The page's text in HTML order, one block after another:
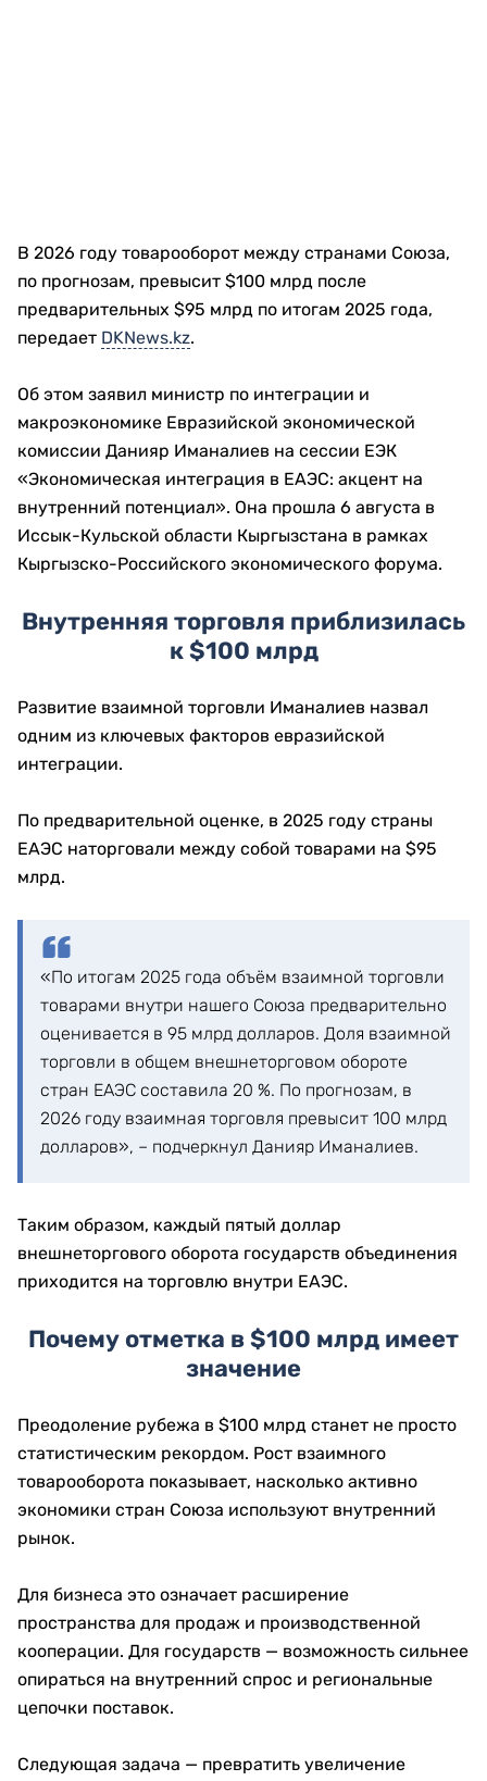
В 2026 году товарооборот между странами Союза,
по прогнозам, превысит $100 млрд после
предварительных $95 млрд по итогам 2025 года,
передает DKNews.kz.
Об этом заявил министр по интеграции и
макроэкономике Евразийской экономической
комиссии Данияр Иманалиев на сессии ЕЭК
«Экономическая интеграция в ЕАЭС: акцент на
внутренний потенциал». Она прошла 6 августа в
Иссык-Кульской области Кыргызстана в рамках
Кыргызско-Российского экономического форума.
Внутренняя торговля приблизилась
к $100 млрд
Развитие взаимной торговли Иманалиев назвал
одним из ключевых факторов евразийской
интеграции.
По предварительной оценке, в 2025 году страны
ЕАЭС наторговали между собой товарами на $95
млрд.
«По итогам 2025 года объём взаимной торговли
товарами внутри нашего Союза предварительно
оценивается в 95 млрд долларов. Доля взаимной
торговли в общем внешнеторговом обороте
стран ЕАЭС составила 20 %. По прогнозам, в
2026 году взаимная торговля превысит 100 млрд
долларов», – подчеркнул Данияр Иманалиев.
Таким образом, каждый пятый доллар
внешнеторгового оборота государств объединения
приходится на торговлю внутри ЕАЭС.
Почему отметка в $100 млрд имеет
значение
Преодоление рубежа в $100 млрд станет не просто
статистическим рекордом. Рост взаимного
товарооборота показывает, насколько активно
экономики стран Союза используют внутренний
рынок.
Для бизнеса это означает расширение
пространства для продаж и производственной
кооперации. Для государств — возможность сильнее
опираться на внутренний спрос и региональные
цепочки поставок.
Следующая задача — превратить увеличение